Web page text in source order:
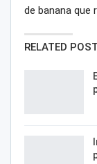
de banana que
RELATED